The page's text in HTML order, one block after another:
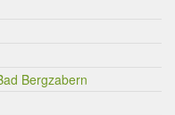
Bergzabern